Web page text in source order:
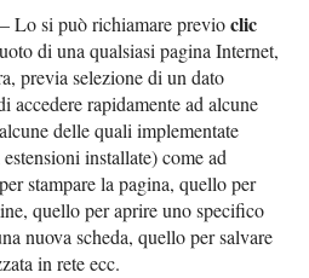
Lo si può richiamare previoclic
di una qualsiasi pagina Internet,
previa selezione di un dato
accedere rapidamente ad alcune
delle quali implementate
installate) come ad
stampare la pagina, quello per
quello per aprire uno specifico
nuova scheda, quello per salvare
in rete ecc.